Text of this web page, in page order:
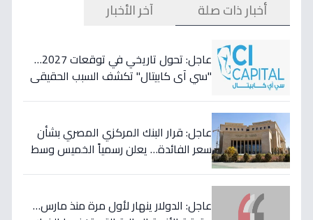
أخبار ذات صلة آخر الأخبار
عاجل: تحول تاريخي في توقعات 2027…
"سي آي كابيتال" تكشف السبب الحقيقي
عاجل: قرار البنك المركزي المصري بشأن
سعر الفائدة… يعلن رسمياً الخميس وسط
عاجل: الدولار ينهار لأول مرة منذ مارس…